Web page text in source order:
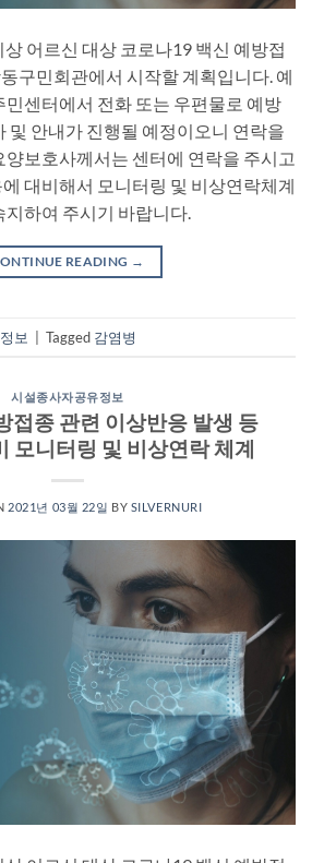
어르신 대상 코로나19 백신 예방접
구민회관에서 시작할 계획입니다. 예
민센터에서 전화 또는 우편물로 예방
및 안내가 진행될 예정이오니 연락을
양보호사께서는 센터에 연락을 주시고
대비해서 모니터링 및 비상연락체계
지하여 주시기 바랍니다.
READING →
보 Tagged 감염병
시설종사자공유정보
접종 관련 이상반응 발생 등
모니터링 및 비상연락 체계
2021년 03월 22일 BY SILVERNURI